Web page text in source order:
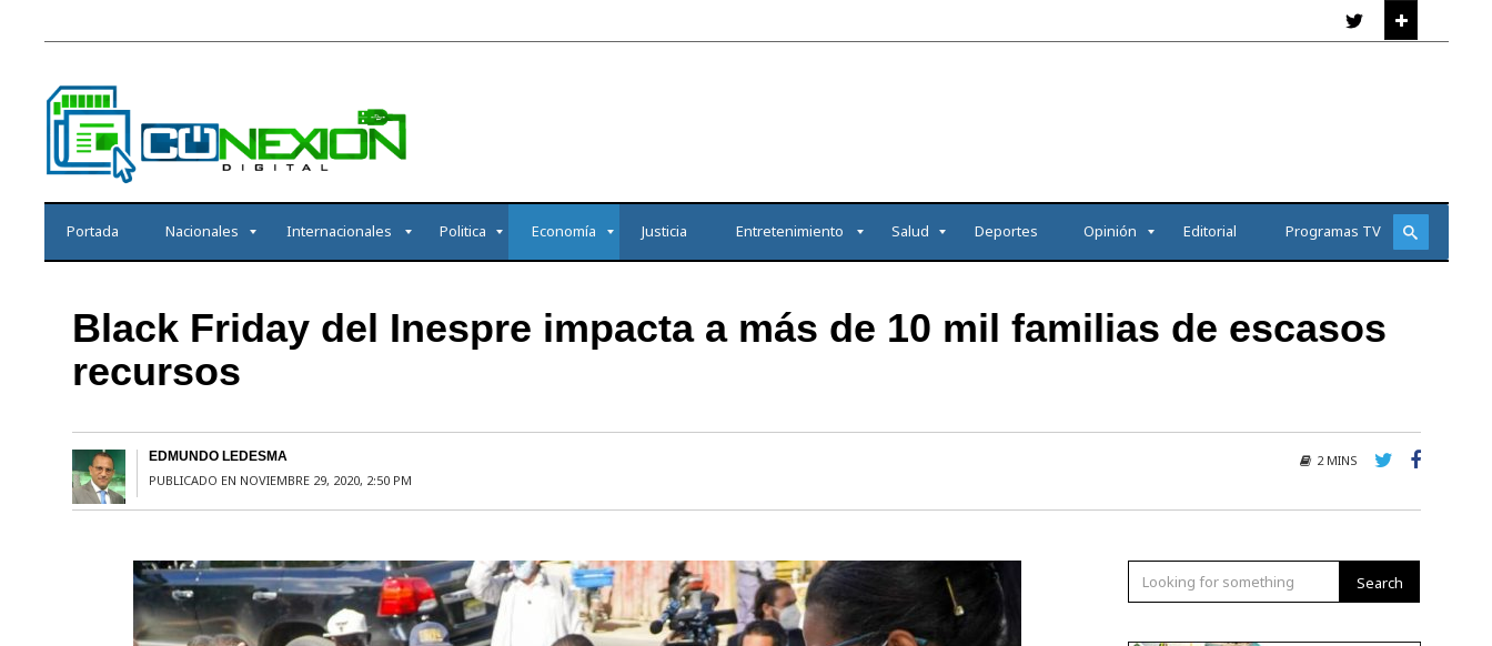
Portada Nacionales Internacionales Politica Economía Justicia Entretenimiento Salud Deportes Opinión Editorial Programas TV
Black Friday del Inespre impacta a más de 10 mil familias de escasos
recursos
EDMUNDO LEDESMA
PUBLICADO EN NOVIEMBRE 29, 2020, 2:50 PM
2 MINS
Search